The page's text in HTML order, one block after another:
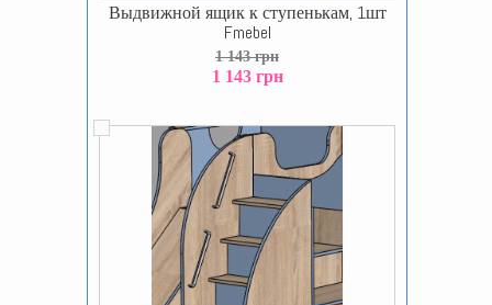
Выдвижной ящик к ступенькам, 1шт
Fmebel
1 143 грн
1 143 грн